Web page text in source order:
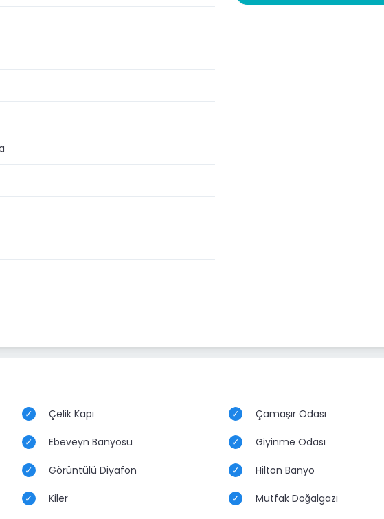
iletişime geçebilirsiniz. Hayalinizdeki ayrıcalıklı yaşam sizi bekliyor
Çelik Kapı Çamaşır Odası
Ebeveyn Banyosu Giyinme Odası
Görüntülü Diyafon Hilton Banyo
Kiler Mutfak Doğalgazı